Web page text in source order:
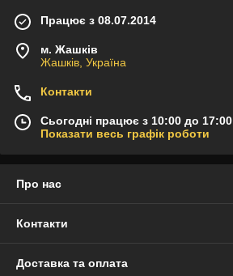
Працює з 08.07.2014
м. Жашків
Жашків, Україна
Контакти
Сьогодні працює з 10:00 до 17:00
Показати весь графік роботи
Про нас
Контакти
Доставка та оплата